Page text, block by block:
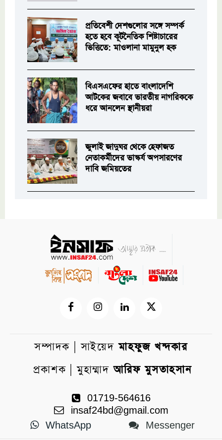
প্রতিবেশী দেশগুলোর সঙ্গে সম্পর্ক
হতে হবে কূটনৈতিক শিষ্টাচারের
ভিত্তিতে: মাওলানা মামুনুল হক
বিএসএফের হাতে বাংলাদেশি
আটকের জবাবে ভারতীয় নাগরিককে
ধরে আনলেন স্থানীয়রা
জুলাই জাদুঘর থেকে হেফাজত
নেতাকর্মীদের ভাস্কর্য অপসারণের
দাবি জমিয়তের
সম্পাদক | সাইয়েদমাহফুজ খন্দকার
প্রকাশক | মুহাম্মাদআরিফ মুসতাহসান
01719-564616
insaf24bd@gmail.com
WhatsApp
Messenger